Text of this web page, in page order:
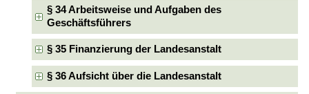
§ 34 Arbeitsweise und Aufgaben des
Geschäftsführers
§ 35 Finanzierung der Landesanstalt
§ 36 Aufsicht über die Landesanstalt